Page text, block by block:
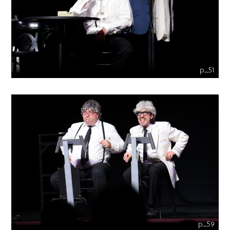
p_51
p_59